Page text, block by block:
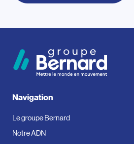
Navigation
Le groupe Bernard
Notre ADN